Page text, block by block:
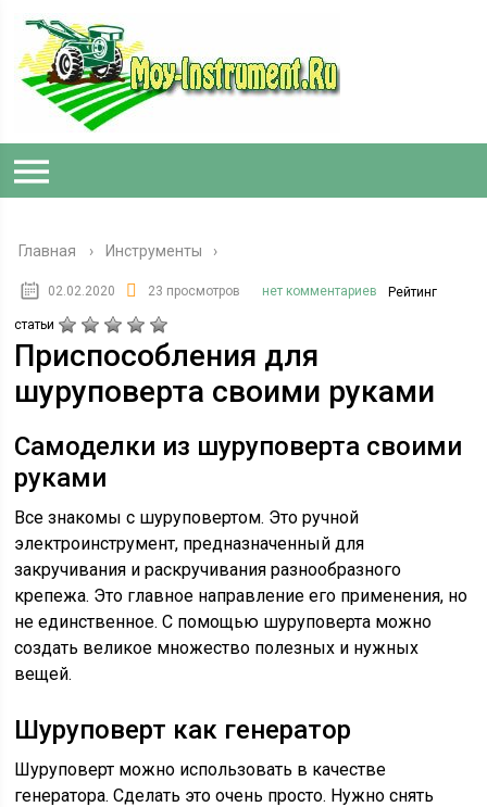
Главная › Инструменты
02.02.2020 23 просмотров нет комментариев Рейтинг
статьи
Приспособления для
шуруповерта своими руками
Самоделки из шуруповерта своими
руками
Все знакомы с шуруповертом. Это ручной
электроинструмент, предназначенный для
закручивания и раскручивания разнообразного
крепежа. Это главное направление его применения, но
не единственное. С помощью шуруповерта можно
создать великое множество полезных и нужных
вещей.
Шуруповерт как генератор
Шуруповерт можно использовать в качестве
генератора. Сделать это очень просто. Нужно снять